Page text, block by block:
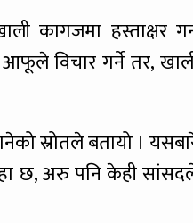
कागजमा हस्ताक्षर
विचार गर्ने तर,
स्रोतले बतायो ।
छ, अरु पनि केही